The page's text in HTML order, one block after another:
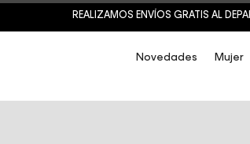
REALIZAMOS ENVÍOS GRATIS AL
Novedades Mujer